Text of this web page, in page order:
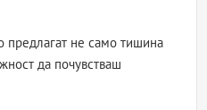
предлагат не само тишина
да почувстваш